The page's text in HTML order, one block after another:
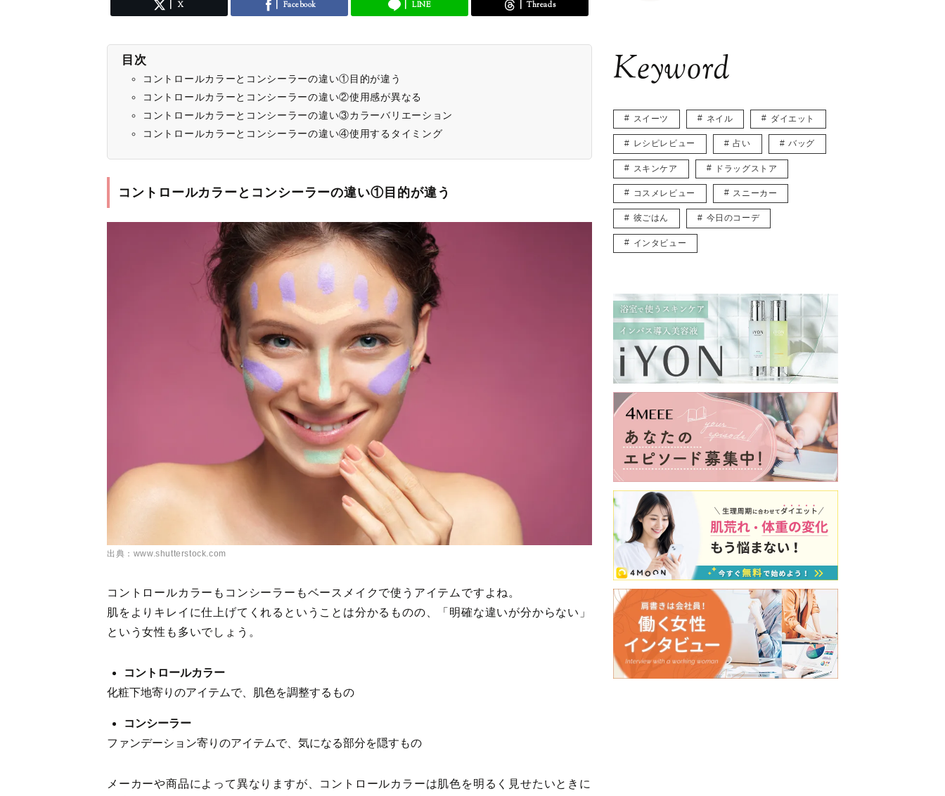
X Facebook LINE Threads
目次
コントロールカラーとコンシーラーの違い①目的が違う
コントロールカラーとコンシーラーの違い②使用感が異なる
コントロールカラーとコンシーラーの違い③カラーバリエーション
コントロールカラーとコンシーラーの違い④使用するタイミング
コントロールカラーとコンシーラーの違い①目的が違う
出典：www.shutterstock.com
コントロールカラーもコンシーラーもベースメイクで使うアイテムですよね。
肌をよりキレイに仕上げてくれるということは分かるものの、「明確な違いが分からない」
という女性も多いでしょう。
コントロールカラー
化粧下地寄りのアイテムで、肌色を調整するもの
コンシーラー
ファンデーション寄りのアイテムで、気になる部分を隠すもの
メーカーや商品によって異なりますが、コントロールカラーは肌色を明るく見せたいときに
Keyword
スイーツ ネイル ダイエット
レシピレビュー 占い バッグ
スキンケア ドラッグストア
コスメレビュー スニーカー
彼ごはん 今日のコーデ
インタビュー